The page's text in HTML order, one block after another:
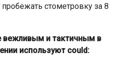
пробежать стометровку за 8
вежливым и тактичным в
используют could: